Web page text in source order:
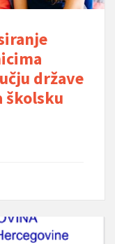
države
školsku